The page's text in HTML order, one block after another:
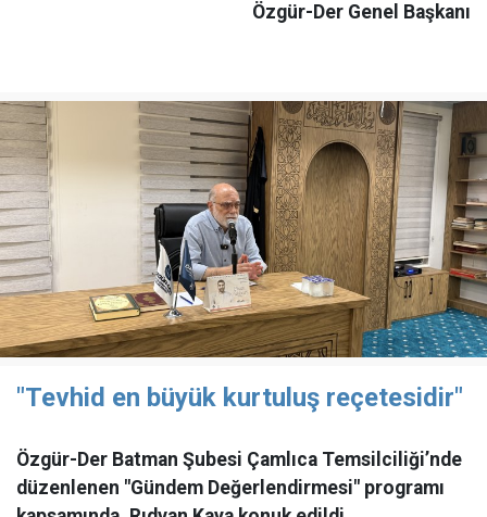
Özgür-Der Genel Başkanı
"Tevhid en büyük kurtuluş reçetesidir"
Özgür-Der Batman Şubesi Çamlıca Temsilciliği’nde
düzenlenen "Gündem Değerlendirmesi" programı